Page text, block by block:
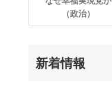
（政治）
新着情報